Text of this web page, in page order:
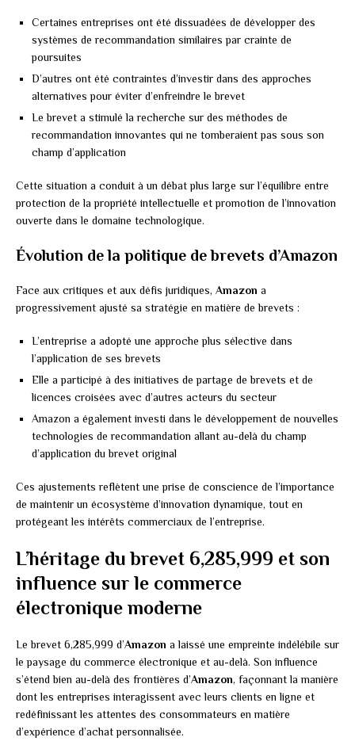
Certaines entreprises ont été dissuadées de développer des
systèmes de recommandation similaires par crainte de
poursuites
D’autres ont été contraintes d’investir dans des approches
alternatives pour éviter d’enfreindre le brevet
Le brevet a stimulé la recherche sur des méthodes de
recommandation innovantes qui ne tomberaient pas sous son
champ d’application
Cette situation a conduit à un débat plus large sur l’équilibre entre
protection de la propriété intellectuelle et promotion de l’innovation
ouverte dans le domaine technologique.
Évolution de la politique de brevets d’Amazon
Face aux critiques et aux défis juridiques, Amazon a
progressivement ajusté sa stratégie en matière de brevets :
L’entreprise a adopté une approche plus sélective dans
l’application de ses brevets
Elle a participé à des initiatives de partage de brevets et de
licences croisées avec d’autres acteurs du secteur
Amazon a également investi dans le développement de nouvelles
technologies de recommandation allant au-delà du champ
d’application du brevet original
Ces ajustements reflètent une prise de conscience de l’importance
de maintenir un écosystème d’innovation dynamique, tout en
protégeant les intérêts commerciaux de l’entreprise.
L’héritage du brevet 6,285,999 et son
influence sur le commerce
électronique moderne
Le brevet 6,285,999 d’Amazon a laissé une empreinte indélébile sur
le paysage du commerce électronique et au-delà. Son influence
s’étend bien au-delà des frontières d’Amazon, façonnant la manière
dont les entreprises interagissent avec leurs clients en ligne et
redéfinissant les attentes des consommateurs en matière
d’expérience d’achat personnalisée.